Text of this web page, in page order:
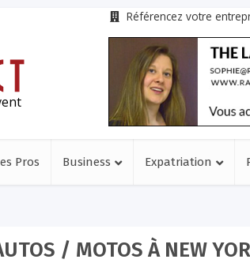
Référencez votre
Pros Business Expatriation
/ MOTOS À NEW